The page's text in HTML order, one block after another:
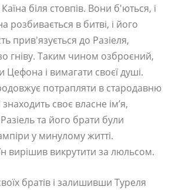
біля стовпів. Вони б'ються, і
розбивається в битві, і його
прив'язується до Разіеля,
гніву. Таким чином озброєний,
Цефона і вимагати своєї душі.
потрапляти в стародавню
своє власне ім’я,
та його брати були
у минулому житті.
вирішив викрутити за люльсом.
братів і залишивши Туреля